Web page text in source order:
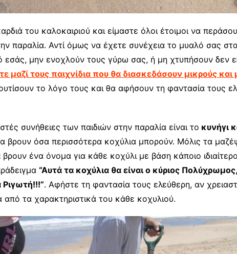
του καλοκαιριού και είμαστε όλοι έτοιμοι να
παραλία. Αντί όμως να έχετε συνέχεια το μυαλό σας
μην ενοχλούν τους γύρω σας, ή μη χτυπήσουν δεν
μαζί τους παιχνίδια που θα διασκεδάσουν μικρούς και
το λόγο τους και θα αφήσουν τη φαντασία τους
συνήθειες των παιδιών στην παραλία είναι το κυνήγι
βρουν όσα περισσότερα κοχύλια μπορούν. Μόλις τα
ένα όνομα για κάθε κοχύλι με βάση κάποιο
“Αυτά τα κοχύλια θα είναι ο κύριος
Ριγωτή!!!”. Αφήστε τη φαντασία τους ελεύθερη, αν
από τα χαρακτηριστικά του κάθε κοχυλιού.